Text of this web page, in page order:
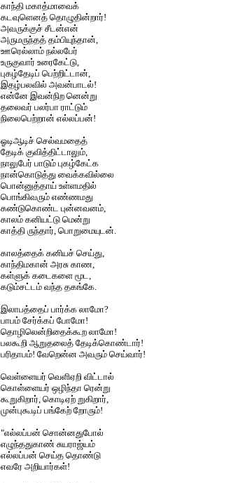
காந்தி மகாத்மாவைக்
கடவுளெனத் தொழுதின்றார்!
அவருக்குச் சீடன்என்
அருமருந்தத் தம்பியுந்தான்,
ஊரெல்லாம் நல்லபேர்
உருகுவார் உரைகேட்டு,
புகழ்தேடிப் பெற்றிட்டான்,
இதழ்பலவில் அவன்பாடல்!
என்னே இவன்நிற னென்று
தலைவர் பலர்பா ராட்டும்
நிலைபெற்றான் எல்லப்பன்!
ஓடிஆடிச் செல்வமதைத்
தேடிக் குவித்திட்டாலும்,
நாலுபேர் பாடும் புகழ்கேட்க
நான்கொடுத்து வைக்கவில்லை
பொன்னுத்தாய் உள்ளமதில்
பொங்கிவரும் எண்ணமது
கண்டுகொண்ட புன்னவனம்,
காலம் கனியட்டு மென்று
காத்தி ருந்தார், பொறுமையுடன்.
காலத்தைக் கனியச் செய்து,
காந்திமகான் அரசு காண,
கள்ளுக் கடைகளை மூட,
கடும்சட்டம் வந்த தகங்கே.
இலாபத்தைப் பார்க்க லாமோ?
பாபம் சேர்க்கப் போமோ!
தொழிலென்றிதைக்கூற லாமோ!
பலகூறி ஆறுதலைத் தேடிக்கொண்டார்!
பரிதாபம்! வேறென்ன அவரும் செய்வார்!
வெள்ளையர் வெளிஏறி விட்டால்
கொள்ளையர் ஒழிந்தா ரென்று
கூறுகிறார், கொடிஏற் றுகிறார்,
முன்புகூடிப் பங்கேற் றோரும்!
"எல்லப்பன் சொன்னதுபோல்
எழுந்ததுகாண் சுயராஜ்யம்
எல்லப்பன் செய்த தொண்டு
எவரே அறியார்கள்!